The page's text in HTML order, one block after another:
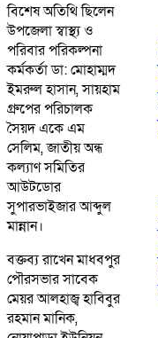
বিশেষ অতিথি ছিলেন
উপজেলা স্বাস্থ্য ও
পরিবার পরিকল্পনা
কর্মকর্তা ডা: মোহাম্মদ
ইমরুল হাসান, সায়হাম
গ্রুপের পরিচালক
সৈয়দ একে এম
সেলিম, জাতীয় অন্ধ
কল্যাণ সমিতির
আউটডোর
সুপারভাইজার আব্দুল
মান্নান।
বক্তব্য রাখেন মাধবপুর
পৌরসভার সাবেক
মেয়র আলহাজ্ব হাবিবুর
রহমান মানিক,